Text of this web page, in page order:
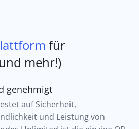
für
mehr!)
genehmigt
auf Sicherheit,
und Leistung von